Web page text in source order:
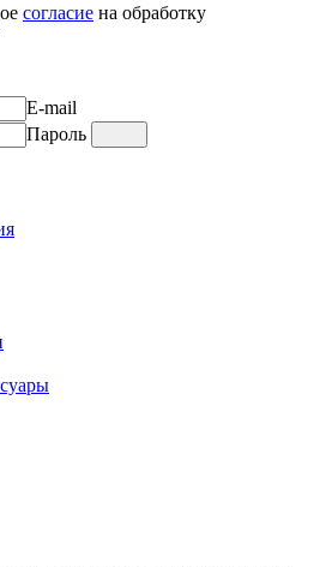
согласие на обработку
E-mail
Пароль